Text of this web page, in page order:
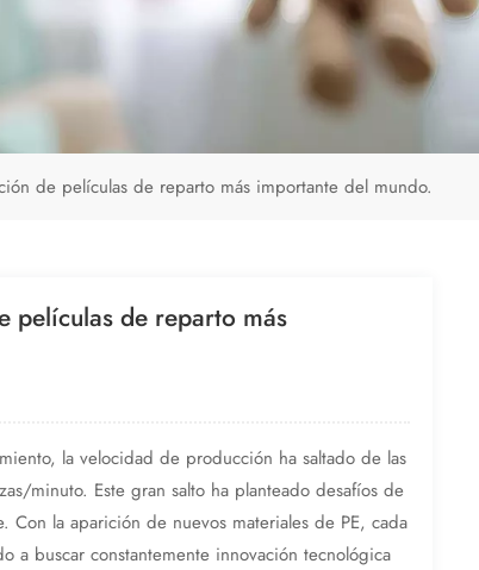
de películas de reparto más importante del mundo.
películas de reparto más
la velocidad de producción ha saltado de las
minuto. Este gran salto ha planteado desafíos de
Con la aparición de nuevos materiales de PE, cada
a buscar constantemente innovación tecnológica